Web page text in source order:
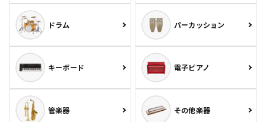
ドラム パーカッション
キーボード 電子ピアノ
管楽器 その他楽器